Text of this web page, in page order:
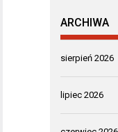
ARCHIWA
sierpień 2026
lipiec 2026